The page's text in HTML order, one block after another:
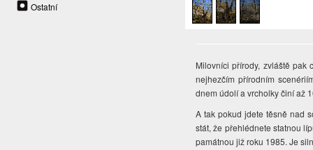
Ostatní
Milovníci přírody, zvláště
nejhezčím přírodním
dnem údolí a vrcholky činí až
A tak pokud jdete těsně nad
stát, že přehlédnete statnou
památnou již roku 1985. Je